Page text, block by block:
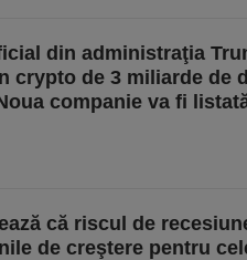
din administraţia
crypto de 3 miliarde de
companie va fi
că riscul de
de creştere pentru